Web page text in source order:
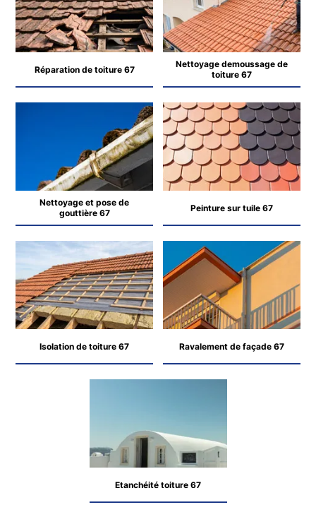
Réparation de toiture 67
Nettoyage demoussage de
toiture 67
Nettoyage et pose de
gouttière 67
Peinture sur tuile 67
Isolation de toiture 67 Ravalement de façade 67
Etanchéité toiture 67